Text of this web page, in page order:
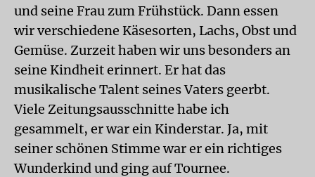
und seine Frau zum Frühstück. Dann essen
wir verschiedene Käsesorten, Lachs, Obst und
Gemüse. Zurzeit haben wir uns besonders an
seine Kindheit erinnert. Er hat das
musikalische Talent seines Vaters geerbt.
Viele Zeitungsausschnitte habe ich
gesammelt, er war ein Kinderstar. Ja, mit
seiner schönen Stimme war er ein richtiges
Wunderkind und ging auf Tournee.